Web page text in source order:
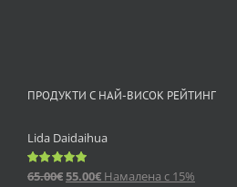
ПРОДУКТИ С НАЙ-ВИСОК РЕЙТИНГ
Lida Daidaihua
Оценено
65.00€55.00€ Намалена с 15%